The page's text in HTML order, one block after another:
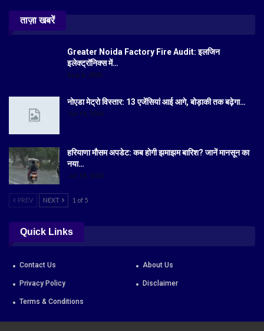
ताज़ा खबरें
Greater Noida Factory Fire Audit: इलजिन
इलेक्ट्रॉनिक्स में…
Aug 6, 2026
नोएडा मेट्रो विस्तार: 13 एजेंसियां आई आगे, बोड़ाकी तक बढ़ेगा…
Jul 19, 2026
हरियाणा मौसम अपडेट: कब होगी झमाझम बारिश? जानें मानसून का
नया…
Jul 18, 2026
PREV NEXT 1 of 5
Quick Links
Contact Us About Us
Privacy Policy Disclaimer
Terms & Conditions